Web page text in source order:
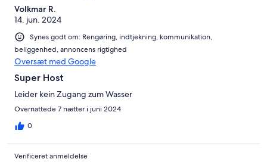
Volkmar R.
14. jun. 2024
Synes godt om: Rengøring, indtjekning, kommunikation,
beliggenhed, annoncens rigtighed
Oversæt med Google
Super Host
Leider kein Zugang zum Wasser
Overnattede 7 nætter i juni 2024
0
Verificeret anmeldelse